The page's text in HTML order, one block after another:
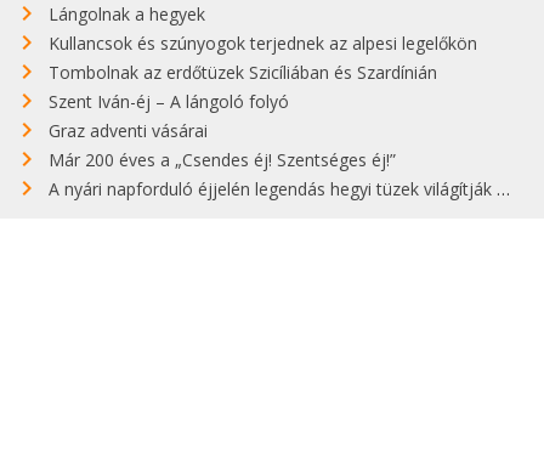
Lángolnak a hegyek
Kullancsok és szúnyogok terjednek az alpesi legelőkön
Tombolnak az erdőtüzek Szicíliában és Szardínián
Szent Iván-éj – A lángoló folyó
Graz adventi vásárai
Már 200 éves a „Csendes éj! Szentséges éj!”
A nyári napforduló éjjelén legendás hegyi tüzek világítják meg Zugspitzét